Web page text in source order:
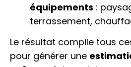
équipements :
terrassement,
Le résultat compile tous
pour générer une